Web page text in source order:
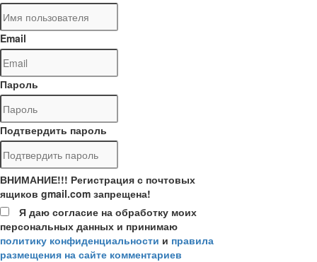
Email
Пароль
Подтвердить пароль
ВНИМАНИЕ!!! Регистрация с почтовых
ящиков gmail.com запрещена!
Я даю согласие на обработку моих
персональных данных и принимаю
политику конфиденциальности и правила
размещения на сайте комментариев